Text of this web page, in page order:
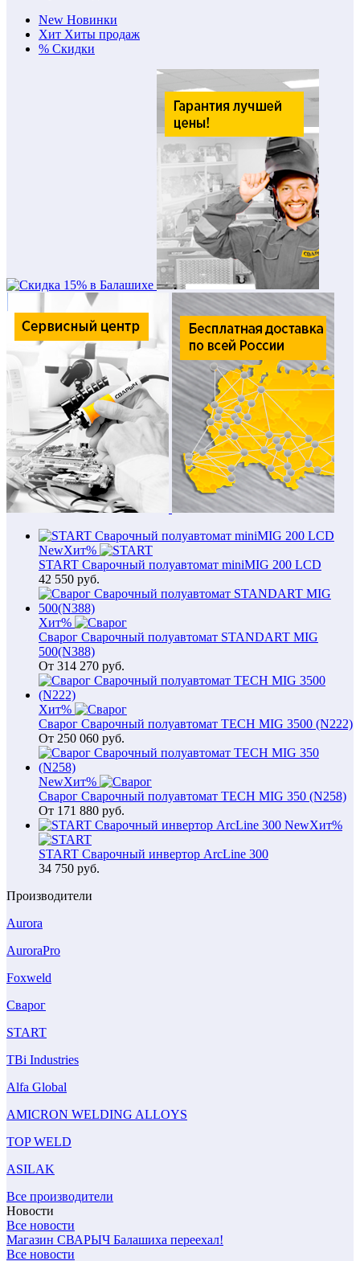
New Новинки
Хит Хиты продаж
% Скидки
NewХит%
START Сварочный полуавтомат miniMIG 200 LCD
42 550 руб.
Хит%
Сварог Сварочный полуавтомат STANDART MIG
500(N388)
От 314 270 руб.
Хит%
Сварог Сварочный полуавтомат TECH MIG 3500 (N222)
От 250 060 руб.
NewХит%
Сварог Сварочный полуавтомат TECH MIG 350 (N258)
От 171 880 руб.
NewХит%
START Сварочный инвертор ArcLine 300
34 750 руб.
Производители
Aurora
AuroraPro
Foxweld
Сварог
START
TBi Industries
Alfa Global
AMICRON WELDING ALLOYS
TOP WELD
ASILAK
Все производители
Новости
Все новости
Магазин СВАРЫЧ Балашиха переехал!
Все новости